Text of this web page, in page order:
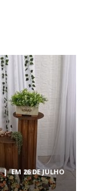
| EM 26 DE JULHO